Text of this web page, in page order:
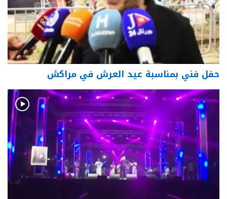
حفل فني بمناسبة عيد العرش في مراكش